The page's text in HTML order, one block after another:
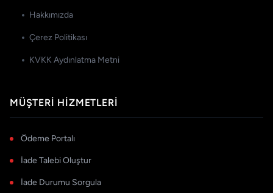
Hakkımızda
Çerez Politikası
KVKK Aydınlatma Metni
MÜŞTERI HIZMETLERI
Ödeme Portalı
İade Talebi Oluştur
İade Durumu Sorgula